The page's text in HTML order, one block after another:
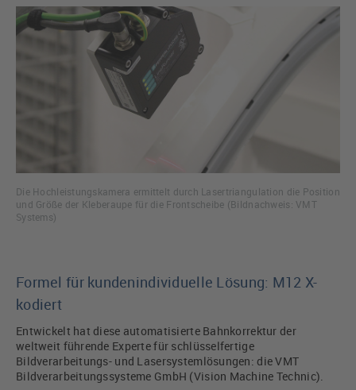
Die Hochleistungskamera ermittelt durch Lasertriangulation die Position
und Größe der Kleberaupe für die Frontscheibe (Bildnachweis: VMT
Systems)
Formel für kundenindividuelle Lösung: M12 X-
kodiert
Entwickelt hat diese automatisierte Bahnkorrektur der
weltweit führende Experte für schlüsselfertige
Bildverarbeitungs- und Lasersystemlösungen: die VMT
Bildverarbeitungssysteme GmbH (Vision Machine Technic).